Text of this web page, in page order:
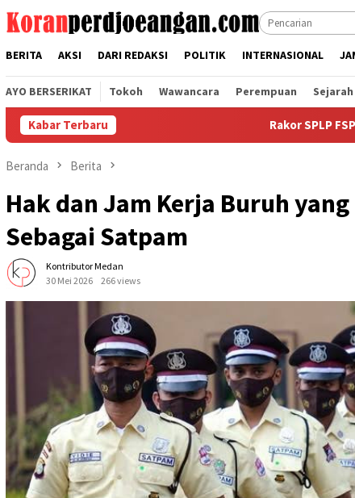
BERITA AKSI DARI REDAKSI POLITIK INTERNASIONAL
AYO BERSERIKAT Tokoh Wawancara Perempuan Sejarah
Kabar Terbaru Rakor SPLP FSPMI Bekasi
Beranda Berita
Hak dan Jam Kerja Buruh
Sebagai Satpam
Kontributor Medan
30 Mei 2026
266 views